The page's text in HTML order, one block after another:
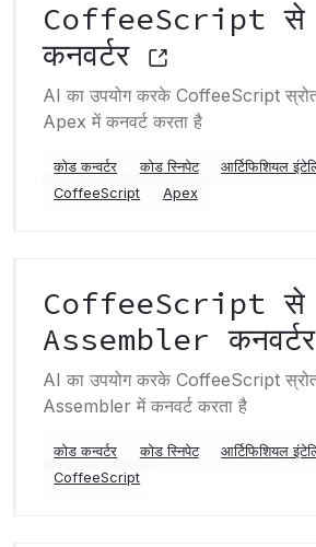
CoffeeScript से
कनवर्टर
AI का उपयोग करके CoffeeScript
Apex में कनवर्ट करता है
कोड कन्वर्टर कोड स्निपेट
आर्टिफिशियल
CoffeeScript
Apex
CoffeeScript से
Assembler कनवर्टर
AI का उपयोग करके CoffeeScript
Assembler में कनवर्ट करता है
कोड कन्वर्टर कोड स्निपेट आर्टिफिशियल
CoffeeScript